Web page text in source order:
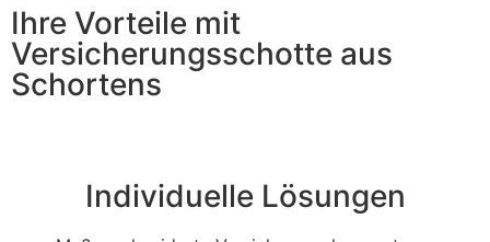
Ihre Vorteile mit
Versicherungsschotte aus
Schortens
Individuelle Lösungen